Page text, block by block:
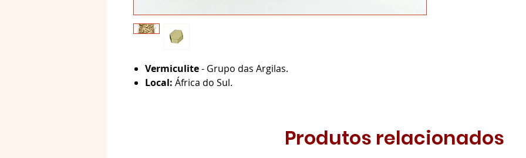
Vermiculite- Grupo das Argilas.
Local: África do Sul.
Produtos relacionados